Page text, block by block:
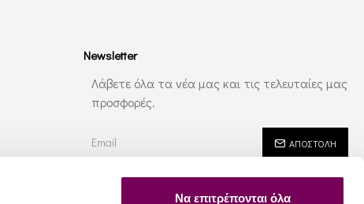
Να επιτρέπονται όλα
Newsletter
Λάβετε όλα τα νέα μας και τις τελευταίες μας
προσφορές.
ΑΠΟΣΤΟΛΉ